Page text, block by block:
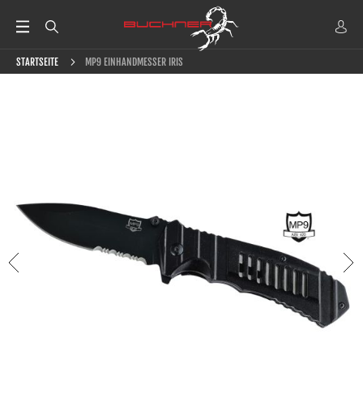
STARTSEITE MP9 EINHANDMESSER IRIS